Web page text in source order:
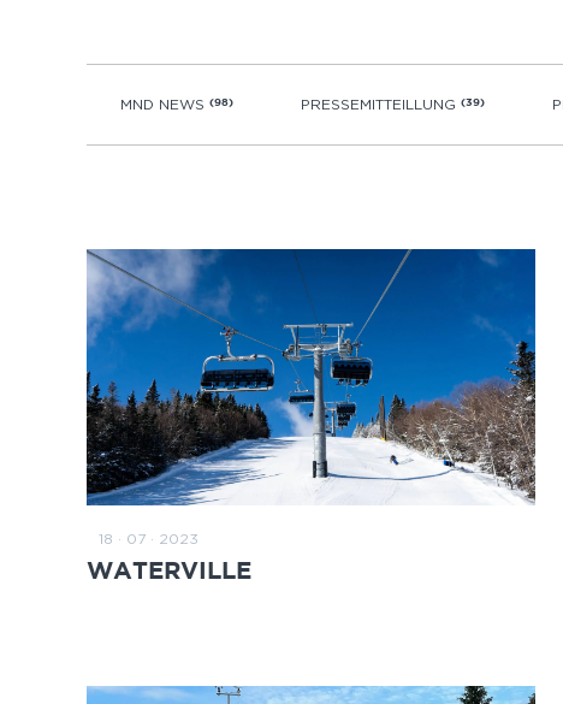
MND NEWS (98) PRESSEMITTEILLUNG (39)
18 · 07 · 2023
WATERVILLE